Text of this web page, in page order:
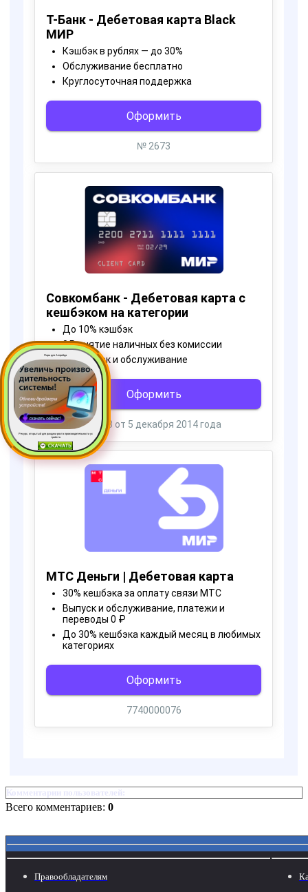
Пора для Апгрейда
Ресурс, открытый для раздачи роста производительности ус
тройств
Комментарии пользователей:
Всего комментариев: 0
Правообладателям